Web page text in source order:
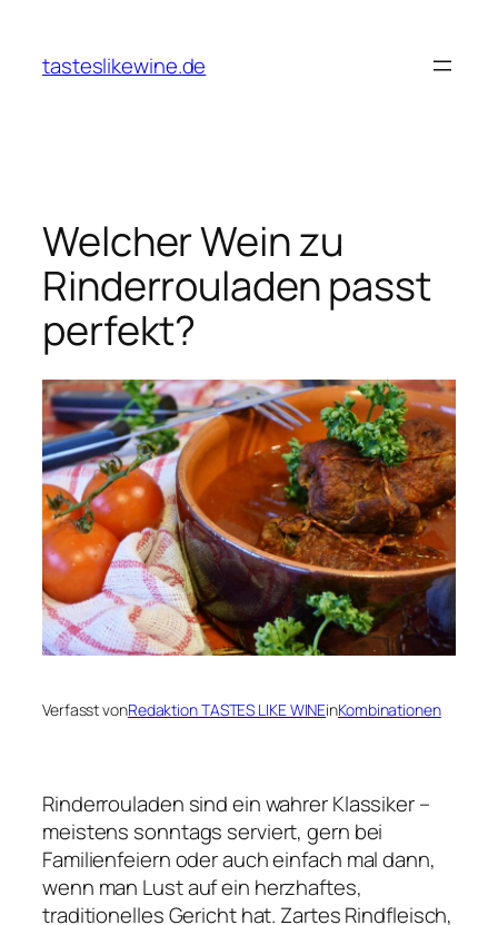
springen
tasteslikewine.de
Welcher Wein zu
Rinderrouladen passt
perfekt?
Verfasst vonRedaktion TASTES LIKE WINEinKombinationen
Rinderrouladen sind ein wahrer Klassiker –
meistens sonntags serviert, gern bei
Familienfeiern oder auch einfach mal dann,
wenn man Lust auf ein herzhaftes,
traditionelles Gericht hat. Zartes Rindfleisch,